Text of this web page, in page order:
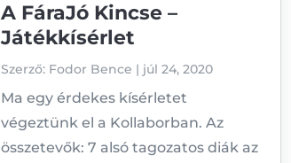
A FáraJó Kincse –
Játékkísérlet
Szerző: Fodor Bence | júl 24, 2020
Ma egy érdekes kísérletet
végeztünk el a Kollaborban. Az
összetevők: 7 alsó tagozatos diák az